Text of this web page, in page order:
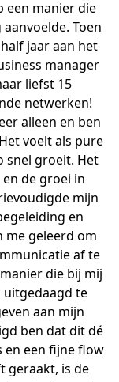
een manier die
Toen
jaar aan het
manager
liefst 15
netwerken!
alleen en ben
voelt als pure
snel groeit. Het
de groei in
mijn
en
me geleerd om
af te
die bij mij
uitgedaagd te
aan mijn
ben dat dit dé
en een fijne flow
geraakt, is de